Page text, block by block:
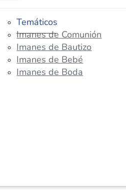
Temáticos
Imanes de Comunión
Imanes de Bautizo
Imanes de Bebé
Imanes de Boda